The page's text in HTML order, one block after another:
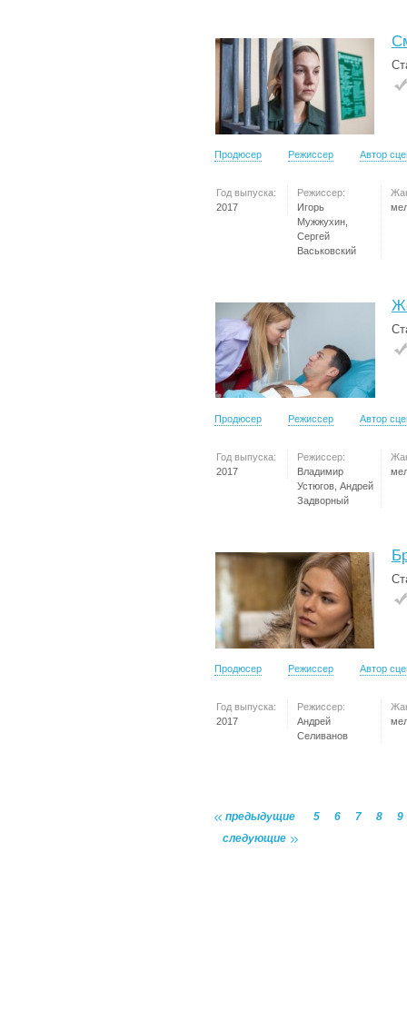
Продюсер Режиссер Автор
Год выпуска:
2017
Режиссер:
Игорь
Мужжухин,
Сергей
Васьковский
Продюсер Режиссер Автор
Год выпуска:
2017
Режиссер:
Владимир
Устюгов, Андрей
Задворный
Продюсер Режиссер Автор
Год выпуска:
2017
Режиссер:
Андрей
Селиванов
предыдущие 5 6 7 8
9
следующие